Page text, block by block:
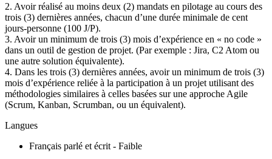
2. Avoir réalisé au moins deux (2) mandats en pilotage au cours des
trois (3) dernières années, chacun d’une durée minimale de cent
jours-personne (100 J/P).
3. Avoir un minimum de trois (3) mois d’expérience en « no code »
dans un outil de gestion de projet. (Par exemple : Jira, C2 Atom ou
une autre solution équivalente).
4. Dans les trois (3) dernières années, avoir un minimum de trois (3)
mois d’expérience reliée à la participation à un projet utilisant des
méthodologies similaires à celles basées sur une approche Agile
(Scrum, Kanban, Scrumban, ou un équivalent).
Langues
Français parlé et écrit - Faible